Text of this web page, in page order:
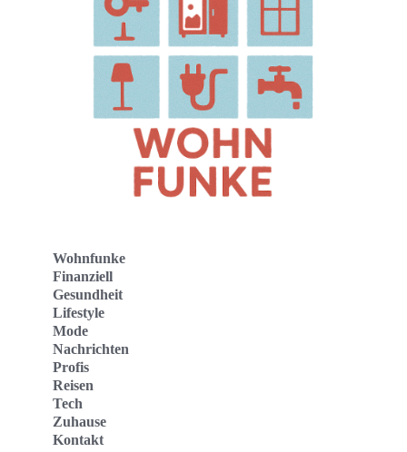
Wohnfunke
Finanziell
Gesundheit
Lifestyle
Mode
Nachrichten
Profis
Reisen
Tech
Zuhause
Kontakt